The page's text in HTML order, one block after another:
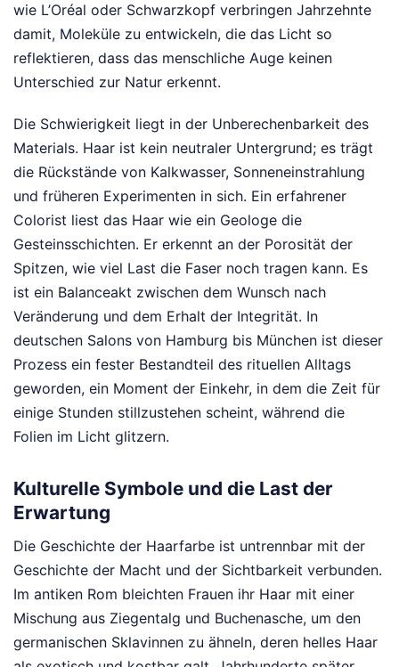
wie L’Oréal oder Schwarzkopf verbringen Jahrzehnte
damit, Moleküle zu entwickeln, die das Licht so
reflektieren, dass das menschliche Auge keinen
Unterschied zur Natur erkennt.
Die Schwierigkeit liegt in der Unberechenbarkeit des
Materials. Haar ist kein neutraler Untergrund; es trägt
die Rückstände von Kalkwasser, Sonneneinstrahlung
und früheren Experimenten in sich. Ein erfahrener
Colorist liest das Haar wie ein Geologe die
Gesteinsschichten. Er erkennt an der Porosität der
Spitzen, wie viel Last die Faser noch tragen kann. Es
ist ein Balanceakt zwischen dem Wunsch nach
Veränderung und dem Erhalt der Integrität. In
deutschen Salons von Hamburg bis München ist dieser
Prozess ein fester Bestandteil des rituellen Alltags
geworden, ein Moment der Einkehr, in dem die Zeit für
einige Stunden stillzustehen scheint, während die
Folien im Licht glitzern.
Kulturelle Symbole und die Last der
Erwartung
Die Geschichte der Haarfarbe ist untrennbar mit der
Geschichte der Macht und der Sichtbarkeit verbunden.
Im antiken Rom bleichten Frauen ihr Haar mit einer
Mischung aus Ziegentalg und Buchenasche, um den
germanischen Sklavinnen zu ähneln, deren helles Haar